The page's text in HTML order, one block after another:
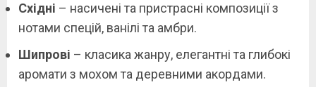
Східні – насичені та пристрасні композиції з
нотами спецій, ванілі та амбри.
Шипрові – класика жанру, елегантні та глибокі
аромати з мохом та деревними акордами.